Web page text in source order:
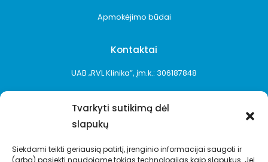
Tvarkyti sutikimą dėl
slapukų
Siekdami teikti geriausią patirtį, įrenginio informacijai saugoti ir
(arba) pasiekti naudojame tokias technologijas kaip slapukus. Jei
Apmokėjimo būdai
Kontaktai
UAB „RVL Klinika”, įm.k.: 306187848
Sūduvių g. 74, Antežerių k., Vilniaus r.